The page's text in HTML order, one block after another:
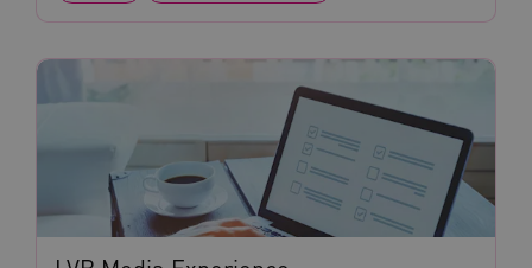
.kennispleingehandicaptensector.nl
_ga_4F110RE8SJ .kennispleingehandicaptensector.nl